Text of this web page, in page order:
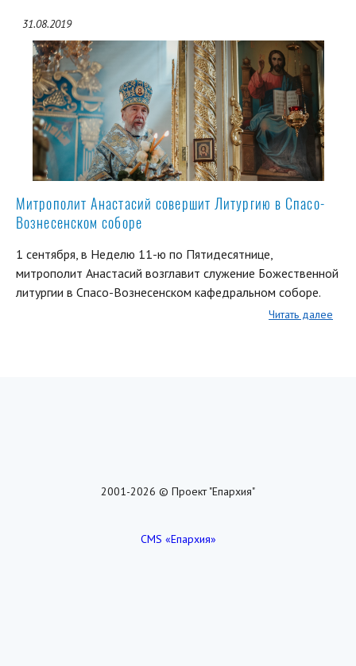
31.08.2019
Митрополит Анастасий совершит Литургию в Спасо-
Вознесенском соборе
1 сентября, в Неделю 11-ю по Пятидесятнице,
митрополит Анастасий возглавит служение Божественной
литургии в Спасо-Вознесенском кафедральном соборе.
Читать далее
2001-2026 © Проект "Епархия"
CMS «Епархия»